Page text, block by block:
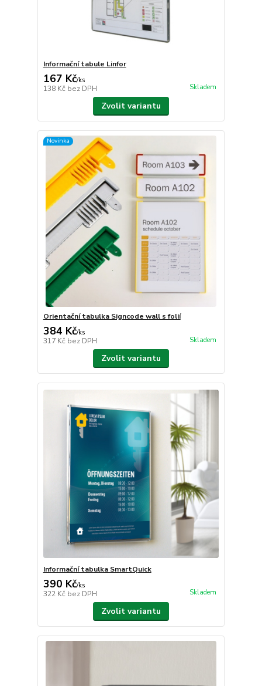
Informační tabule Linfor
167 Kč/ks
138 Kč bez DPH Skladem
Zvolit variantu
Novinka
Orientační tabulka Signcode wall s folií
384 Kč/ks
317 Kč bez DPH Skladem
Zvolit variantu
Informační tabulka SmartQuick
390 Kč/ks
322 Kč bez DPH Skladem
Zvolit variantu